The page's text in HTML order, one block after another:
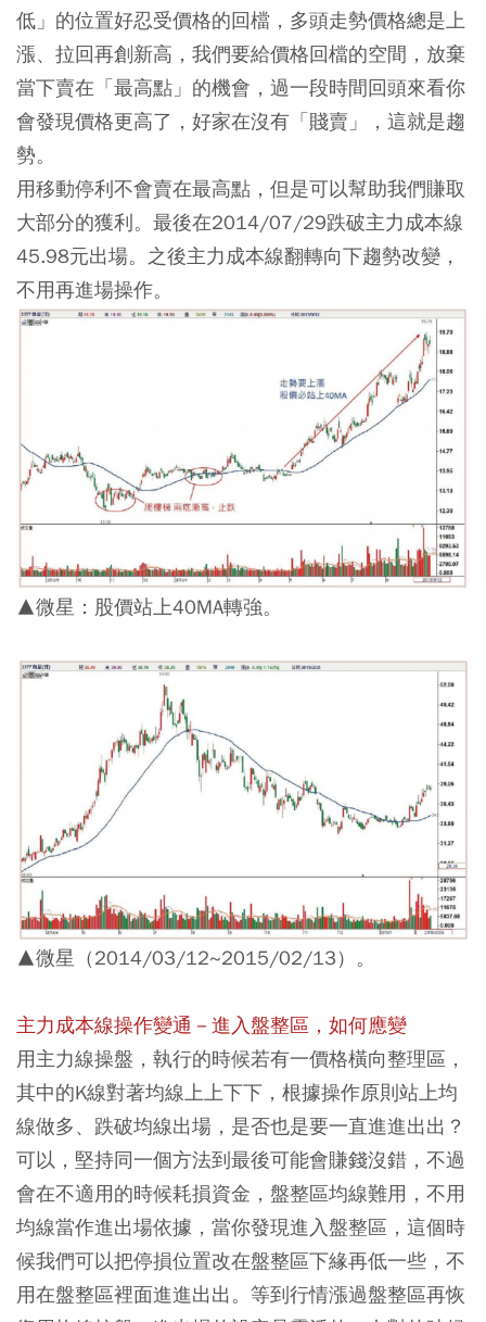
低」的位置好忍受價格的回檔，多頭走勢價格總是上
漲、拉回再創新高，我們要給價格回檔的空間，放棄
當下賣在「最高點」的機會，過一段時間回頭來看你
會發現價格更高了，好家在沒有「賤賣」，這就是趨
勢。
用移動停利不會賣在最高點，但是可以幫助我們賺取
大部分的獲利。最後在2014/07/29跌破主力成本線
45.98元出場。之後主力成本線翻轉向下趨勢改變，
不用再進場操作。
▲微星：股價站上40MA轉強。
▲微星（2014/03/12~2015/02/13）。
主力成本線操作變通－進入盤整區，如何應變
用主力線操盤，執行的時候若有一價格橫向整理區，
其中的K線對著均線上上下下，根據操作原則站上均
線做多、跌破均線出場，是否也是要一直進進出出？
可以，堅持同一個方法到最後可能會賺錢沒錯，不過
會在不適用的時候耗損資金，盤整區均線難用，不用
均線當作進出場依據，當你發現進入盤整區，這個時
候我們可以把停損位置改在盤整區下緣再低一些，不
用在盤整區裡面進進出出。等到行情漲過盤整區再恢